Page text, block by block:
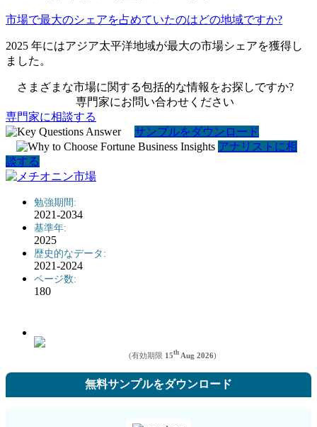
市場で最大のシェアを占めていたのはどの地域ですか?
2025 年にはアジア太平洋地域が最大の市場シェアを獲得し
ました。
さまざまな市場に関する包括的な情報をお探しですか?
専門家にお問い合わせください
専門家に相談する
サンプルをダウンロード
アナリストに相
談する
勉強期間:
2021-2034
基準年:
2025
歴史的なデータ:
2021-2024
ページ数:
180
(有効期限 15th Aug 2026)
無料サンプルをダウンロード